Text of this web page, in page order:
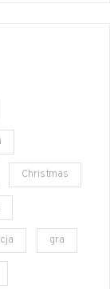
Christmas
gra